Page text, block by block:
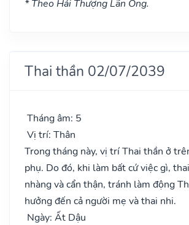
* Theo Hải Thượng Lãn Ông.
Thai thần 02/07/2039
Tháng âm: 5
Vị trí: Thân
Trong tháng này, vị trí Thai thần ở
phụ. Do đó, khi làm bất cứ việc gì,
nhàng và cẩn thận, tránh làm động
hưởng đến cả người mẹ và thai nhi.
Ngày: Ất Dậu